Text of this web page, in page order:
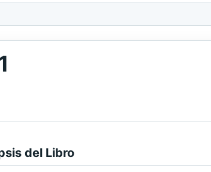
del Libro